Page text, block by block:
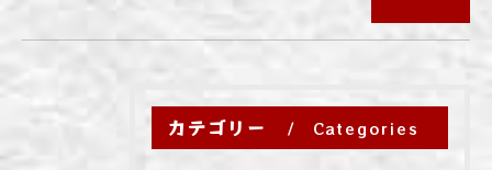
カテゴリー Categories